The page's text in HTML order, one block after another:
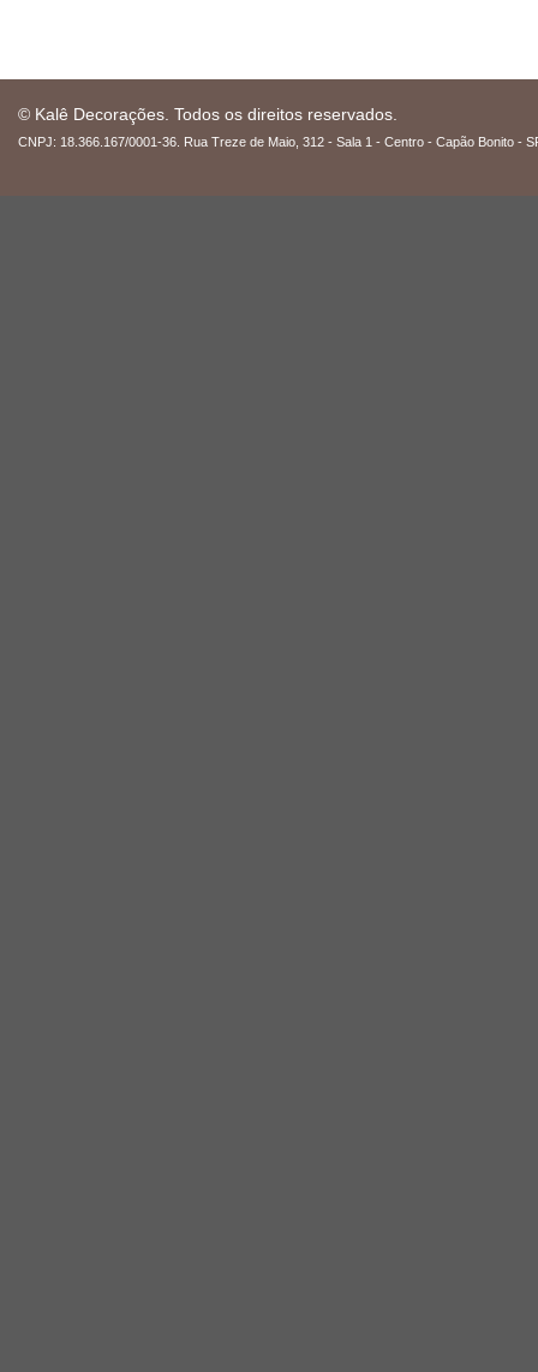
© Kalê Decorações. Todos os direitos reservados.
CNPJ: 18.366.167/0001-36. Rua Treze de Maio, 312 - Sala 1 - Centro - Capão Bonito -